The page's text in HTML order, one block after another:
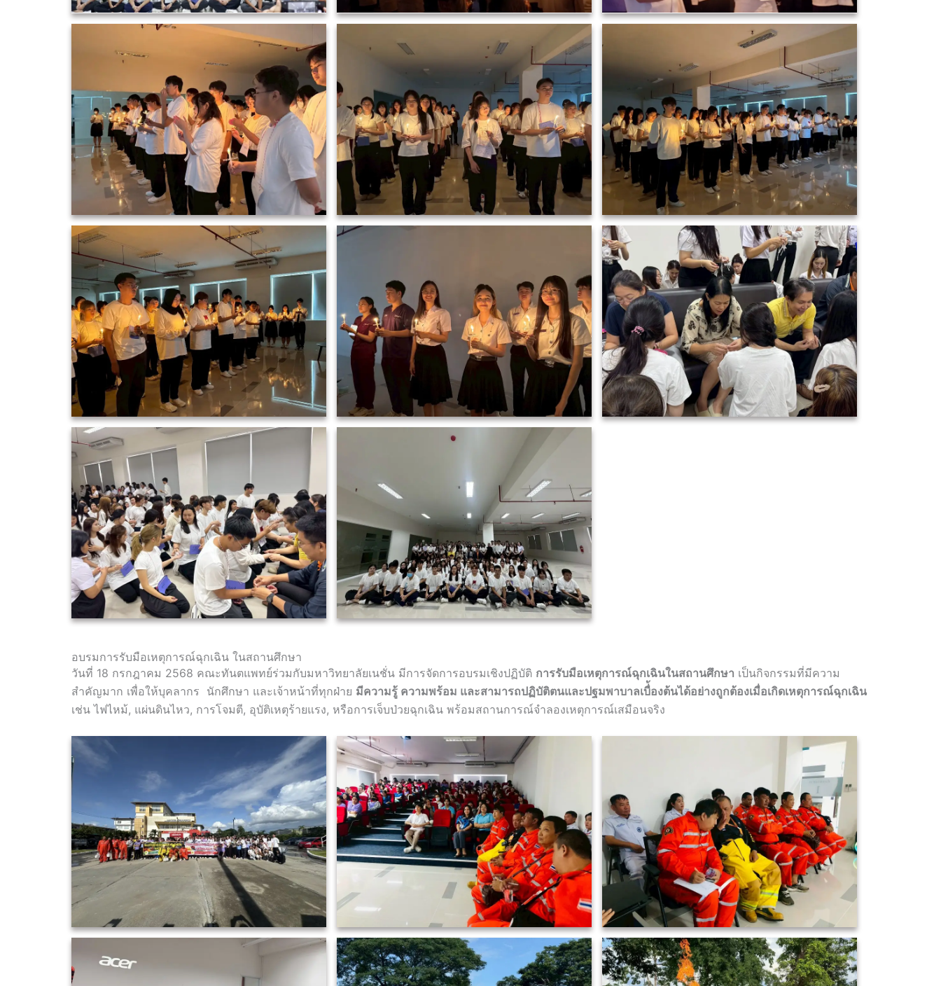
อบรมการรับมือเหตุการณ์ฉุกเฉิน ในสถานศึกษา
วันที่ 18 กรกฎาคม 2568 คณะทันตแพทย์ร่วมกับมหาวิทยาลัยเนชั่น มีการจัดการอบรมเชิงปฏิบัติ การรับมือเหตุการณ์ฉุกเฉินในสถานศึกษา เป็นกิจกรรมที่มีความ
สำคัญมาก เพื่อให้บุคลากร นักศึกษา และเจ้าหน้าที่ทุกฝ่าย มีความรู้ ความพร้อม และสามารถปฏิบัติตนและปฐมพาบาลเบื่้องต้นได้อย่างถูกต้องเมื่อเกิดเหตุการณ์ฉุกเฉิน
เช่น ไฟไหม้, แผ่นดินไหว, การโจมตี, อุบัติเหตุร้ายแรง, หรือการเจ็บป่วยฉุกเฉิน พร้อมสถานการณ์จำลองเหตุการณ์เสมือนจริง